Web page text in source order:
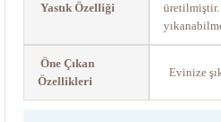
Yastık Özelliği
üretilmiştir.
Öne Çıkan
Özellikleri
Evinize